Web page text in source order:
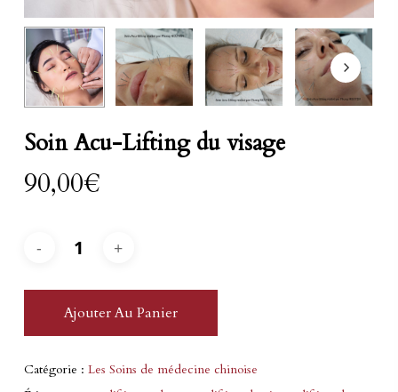
Soin Acu-Lifting du visage
90,00€
Ajouter Au Panier
Catégorie : Les Soins de médecine chinoise